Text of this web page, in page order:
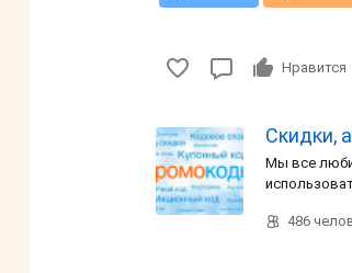
Нравится
Скидки,
Мы все
486